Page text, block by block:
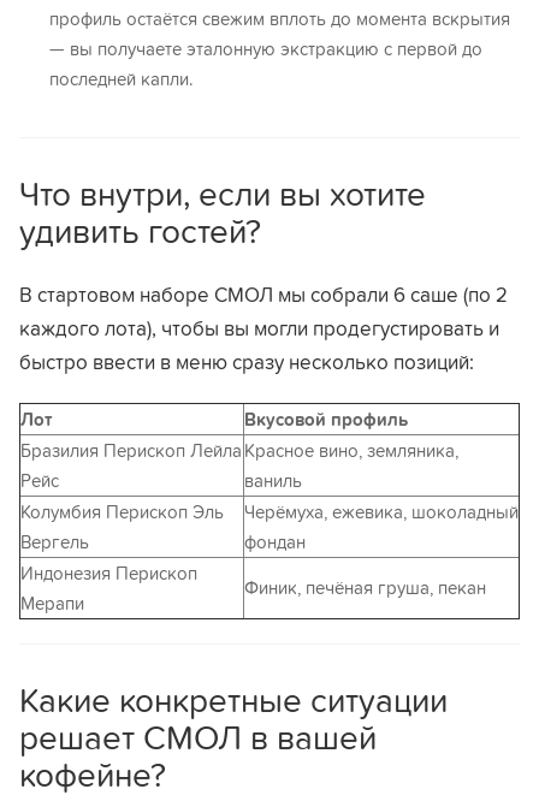
профиль остаётся свежим вплоть до момента вскрытия
— вы получаете эталонную экстракцию с первой до
последней капли.
Что внутри, если вы хотите
удивить гостей?
В стартовом наборе СМОЛ мы собрали 6 саше (по 2
каждого лота), чтобы вы могли продегустировать и
быстро ввести в меню сразу несколько позиций:
Лот
Вкусовой профиль
Бразилия Перископ Лейла
Рейс
Красное вино, земляника,
ваниль
Колумбия Перископ Эль
Вергель
Черёмуха, ежевика, шоколадный
фондан
Индонезия Перископ
Мерапи
Финик, печёная груша, пекан
Какие конкретные ситуации
решает СМОЛ в вашей
кофейне?